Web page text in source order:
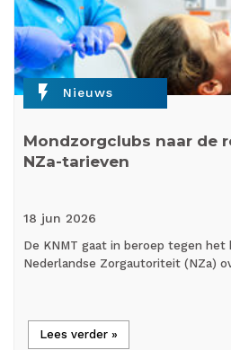
flash_on Nieuws
Mondzorgclubs naar de
NZa-tarieven
18 jun 2026
De KNMT gaat in beroep tegen het
Nederlandse Zorgautoriteit (NZa)
Lees verder »